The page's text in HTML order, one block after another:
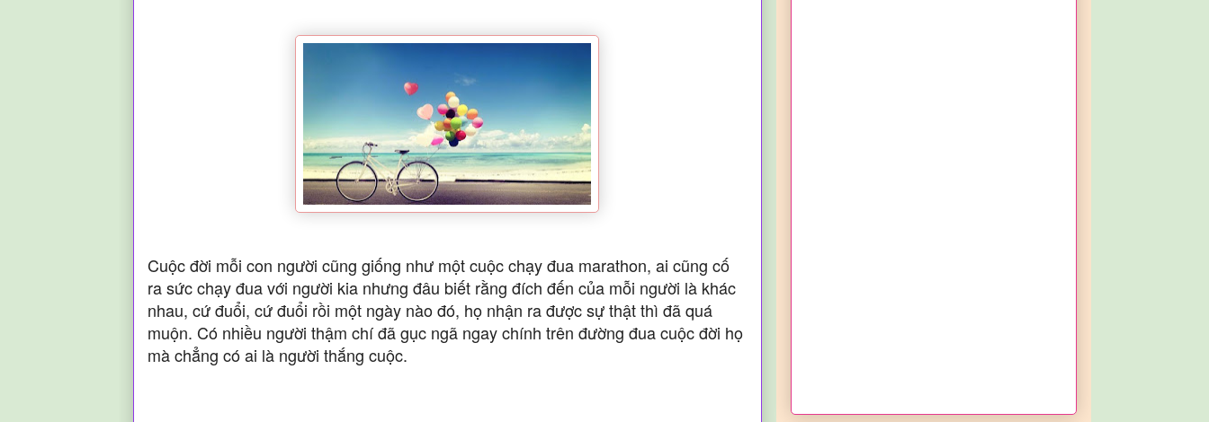
Cuộc đời mỗi con người cũng giống như một cuộc chạy đua marathon, ai cũng cố
ra sức chạy đua với người kia nhưng đâu biết rằng đích đến của mỗi người là khác
nhau, cứ đuổi, cứ đuổi rồi một ngày nào đó, họ nhận ra được sự thật thì đã quá
muộn. Có nhiều người thậm chí đã gục ngã ngay chính trên đường đua cuộc đời họ
mà chẳng có ai là người thắng cuộc.